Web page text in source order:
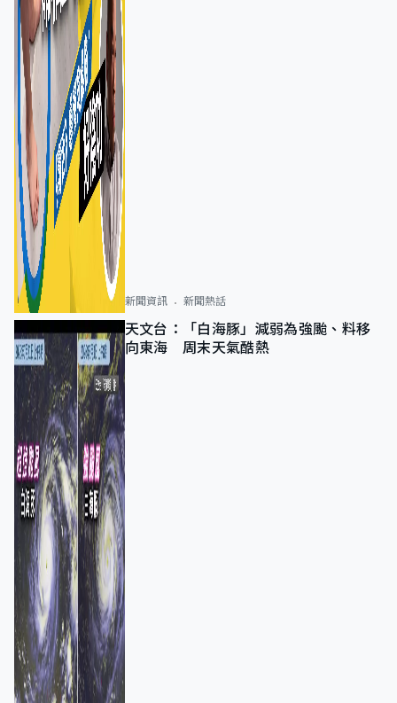
新聞資訊 新聞熱話
天文台：「白海豚」減弱為強颱、料移
向東海 周末天氣酷熱